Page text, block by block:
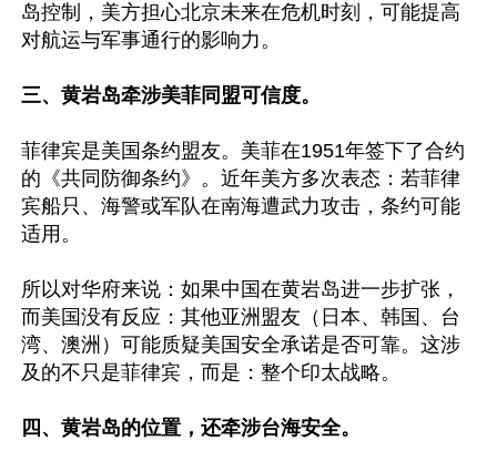
岛控制，美方担心北京未来在危机时刻，可能提高
对航运与军事通行的影响力。
三、黄岩岛牵涉美菲同盟可信度。
菲律宾是美国条约盟友。美菲在1951年签下了合约
的《共同防御条约》。近年美方多次表态：若菲律
宾船只、海警或军队在南海遭武力攻击，条约可能
适用。
所以对华府来说：如果中国在黄岩岛进一步扩张，
而美国没有反应：其他亚洲盟友（日本、韩国、台
湾、澳洲）可能质疑美国安全承诺是否可靠。这涉
及的不只是菲律宾，而是：整个印太战略。
四、黄岩岛的位置，还牵涉台海安全。